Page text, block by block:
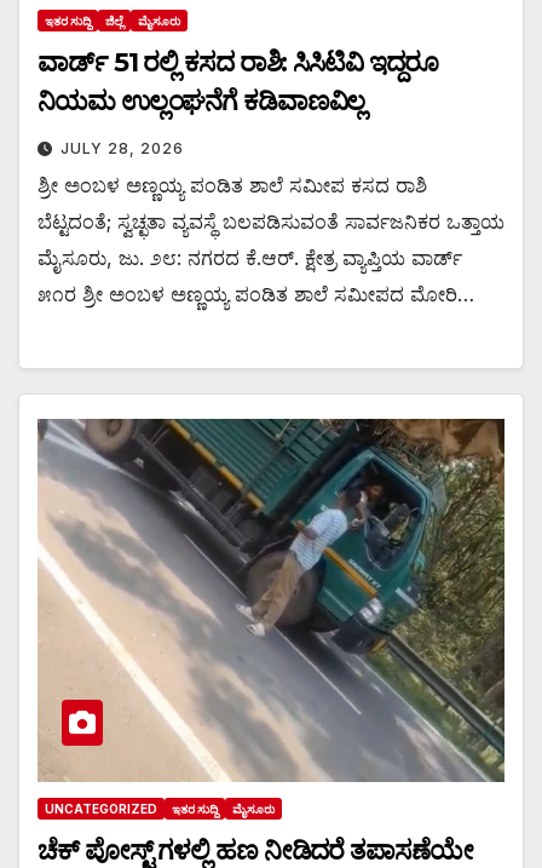
ಇತರ ಸುದ್ದಿ ಜಿಲ್ಲೆ ಮೈಸೂರು
ವಾರ್ಡ್ 51 ರಲ್ಲಿ ಕಸದ ರಾಶಿ: ಸಿಸಿಟಿವಿ ಇದ್ದರೂ
ನಿಯಮ ಉಲ್ಲಂಘನೆಗೆ ಕಡಿವಾಣವಿಲ್ಲ
JULY 28, 2026
ಶ್ರೀ ಅಂಬಳ ಅಣ್ಣಯ್ಯ ಪಂಡಿತ ಶಾಲೆ ಸಮೀಪ ಕಸದ ರಾಶಿ
ಬೆಟ್ಟದಂತೆ; ಸ್ವಚ್ಛತಾ ವ್ಯವಸ್ಥೆ ಬಲಪಡಿಸುವಂತೆ ಸಾರ್ವಜನಿಕರ ಒತ್ತಾಯ
ಮೈಸೂರು, ಜು. ೨೮: ನಗರದ ಕೆ.ಆರ್. ಕ್ಷೇತ್ರ ವ್ಯಾಪ್ತಿಯ ವಾರ್ಡ್
೫೧ರ ಶ್ರೀ ಅಂಬಳ ಅಣ್ಣಯ್ಯ ಪಂಡಿತ ಶಾಲೆ ಸಮೀಪದ ಮೋರಿ…
UNCATEGORIZED ಇತರ ಸುದ್ದಿ ಮೈಸೂರು
ಚೆಕ್ ಪೋಸ್ಟ್ ಗಳಲ್ಲಿ ಹಣ ನೀಡಿದರೆ ತಪಾಸಣೆಯೇ